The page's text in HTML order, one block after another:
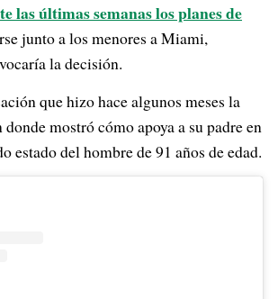
las últimas semanas los planes de
junto a los menores a Miami,
la decisión.
que hizo hace algunos meses la
mostró cómo apoya a su padre en
estado del hombre de 91 años de edad.